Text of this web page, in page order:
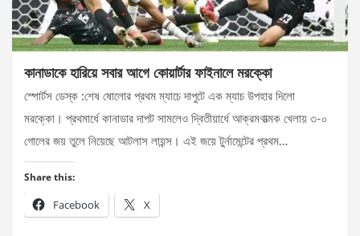
কানাডাকে হারিয়ে সবার আগে কোয়ার্টার ফাইনালে মরক্কো
স্পোর্টস ডেস্ক :শেষ ষোলোর প্রথম ম্যাচে দাপুটে এক ম্যাচ উপহার দিলো
মরক্কো। প্রথমার্ধে কানাডার দাপট সামলেও দ্বিতীয়ার্ধে আক্রমণাত্মক খেলায় ৩-০
গোলের জয় তুলে নিয়েছে আটলাস লায়ন্স। এই জয়ে টুর্নামেন্টের প্রথম…
Share this:
Facebook X